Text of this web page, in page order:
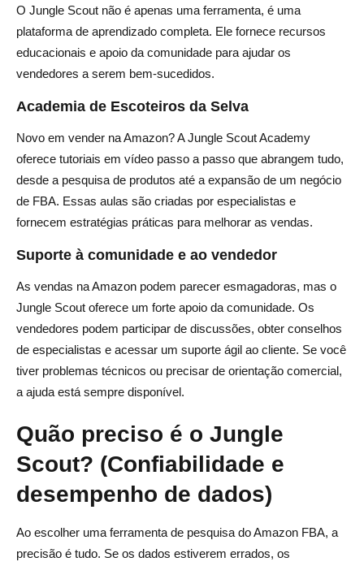
O Jungle Scout não é apenas uma ferramenta, é uma
plataforma de aprendizado completa. Ele fornece recursos
educacionais e apoio da comunidade para ajudar os
vendedores a serem bem-sucedidos.
Academia de Escoteiros da Selva
Novo em vender na Amazon? A Jungle Scout Academy
oferece tutoriais em vídeo passo a passo que abrangem tudo,
desde a pesquisa de produtos até a expansão de um negócio
de FBA. Essas aulas são criadas por especialistas e
fornecem estratégias práticas para melhorar as vendas.
Suporte à comunidade e ao vendedor
As vendas na Amazon podem parecer esmagadoras, mas o
Jungle Scout oferece um forte apoio da comunidade. Os
vendedores podem participar de discussões, obter conselhos
de especialistas e acessar um suporte ágil ao cliente. Se você
tiver problemas técnicos ou precisar de orientação comercial,
a ajuda está sempre disponível.
Quão preciso é o Jungle
Scout? (Confiabilidade e
desempenho de dados)
Ao escolher uma ferramenta de pesquisa do Amazon FBA, a
precisão é tudo. Se os dados estiverem errados, os